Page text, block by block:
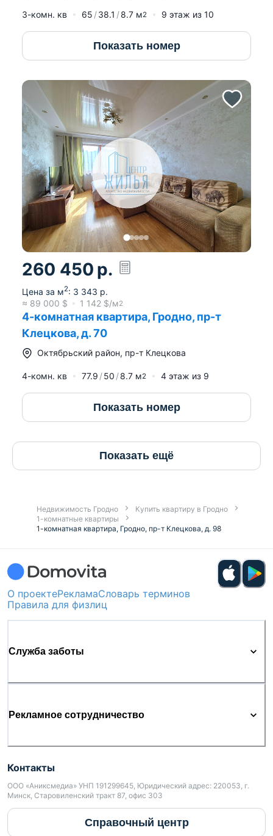
3-комн. кв 65 38.1 8.7 м2 9 этаж из 10
Показать номер
260 450 р.
Цена за м2: 3 343 р.
≈ 89 000 $ 1 142 $/м2
4-комнатная квартира, Гродно, пр-т
Клецкова, д. 70
Октябрьский район, пр-т Клецкова
4-комн. кв 77.9 50 8.7 м2 4 этаж из 9
Показать номер
Показать ещё
Недвижимость Гродно
Купить квартиру в Гродно
1-комнатные квартиры
1-комнатная квартира, Гродно, пр-т Клецкова, д. 98
О проектеРекламаСловарь терминов
Правила для физлиц
Служба заботы
Рекламное сотрудничество
Контакты
ООО «Аниксмедиа» УНП 191299645, Юридический адрес: 220053, г.
Минск, Старовиленский тракт 87, офис 303
Справочный центр